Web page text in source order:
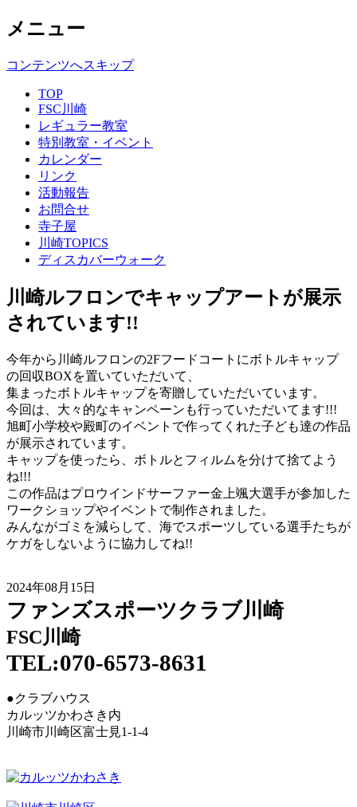
メニュー
コンテンツへスキップ
TOP
FSC川崎
レギュラー教室
特別教室・イベント
カレンダー
リンク
活動報告
お問合せ
寺子屋
川崎TOPICS
ディスカバーウォーク
川崎ルフロンでキャップアートが展示
されています!!
今年から川崎ルフロンの2Fフードコートにボトルキャップ
の回収BOXを置いていただいて、
集まったボトルキャップを寄贈していただいています。
今回は、大々的なキャンペーンも行っていただいてます!!!
旭町小学校や殿町のイベントで作ってくれた子ども達の作品
が展示されています。
キャップを使ったら、ボトルとフィルムを分けて捨てよう
ね!!!
この作品はプロウインドサーファー金上颯大選手が参加した
ワークショップやイベントで制作されました。
みんながゴミを減らして、海でスポーツしている選手たちが
ケガをしないように協力してね!!
2024年08月15日
ファンズスポーツクラブ川崎
FSC川崎
TEL:070-6573-8631
●クラブハウス
カルッツかわさき内
川崎市川崎区富士見1-1-4